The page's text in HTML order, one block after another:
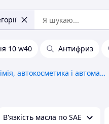
10 w40 Антифриз
Автохімія, автокосметика і автомастила
В'язкість масла по SAE